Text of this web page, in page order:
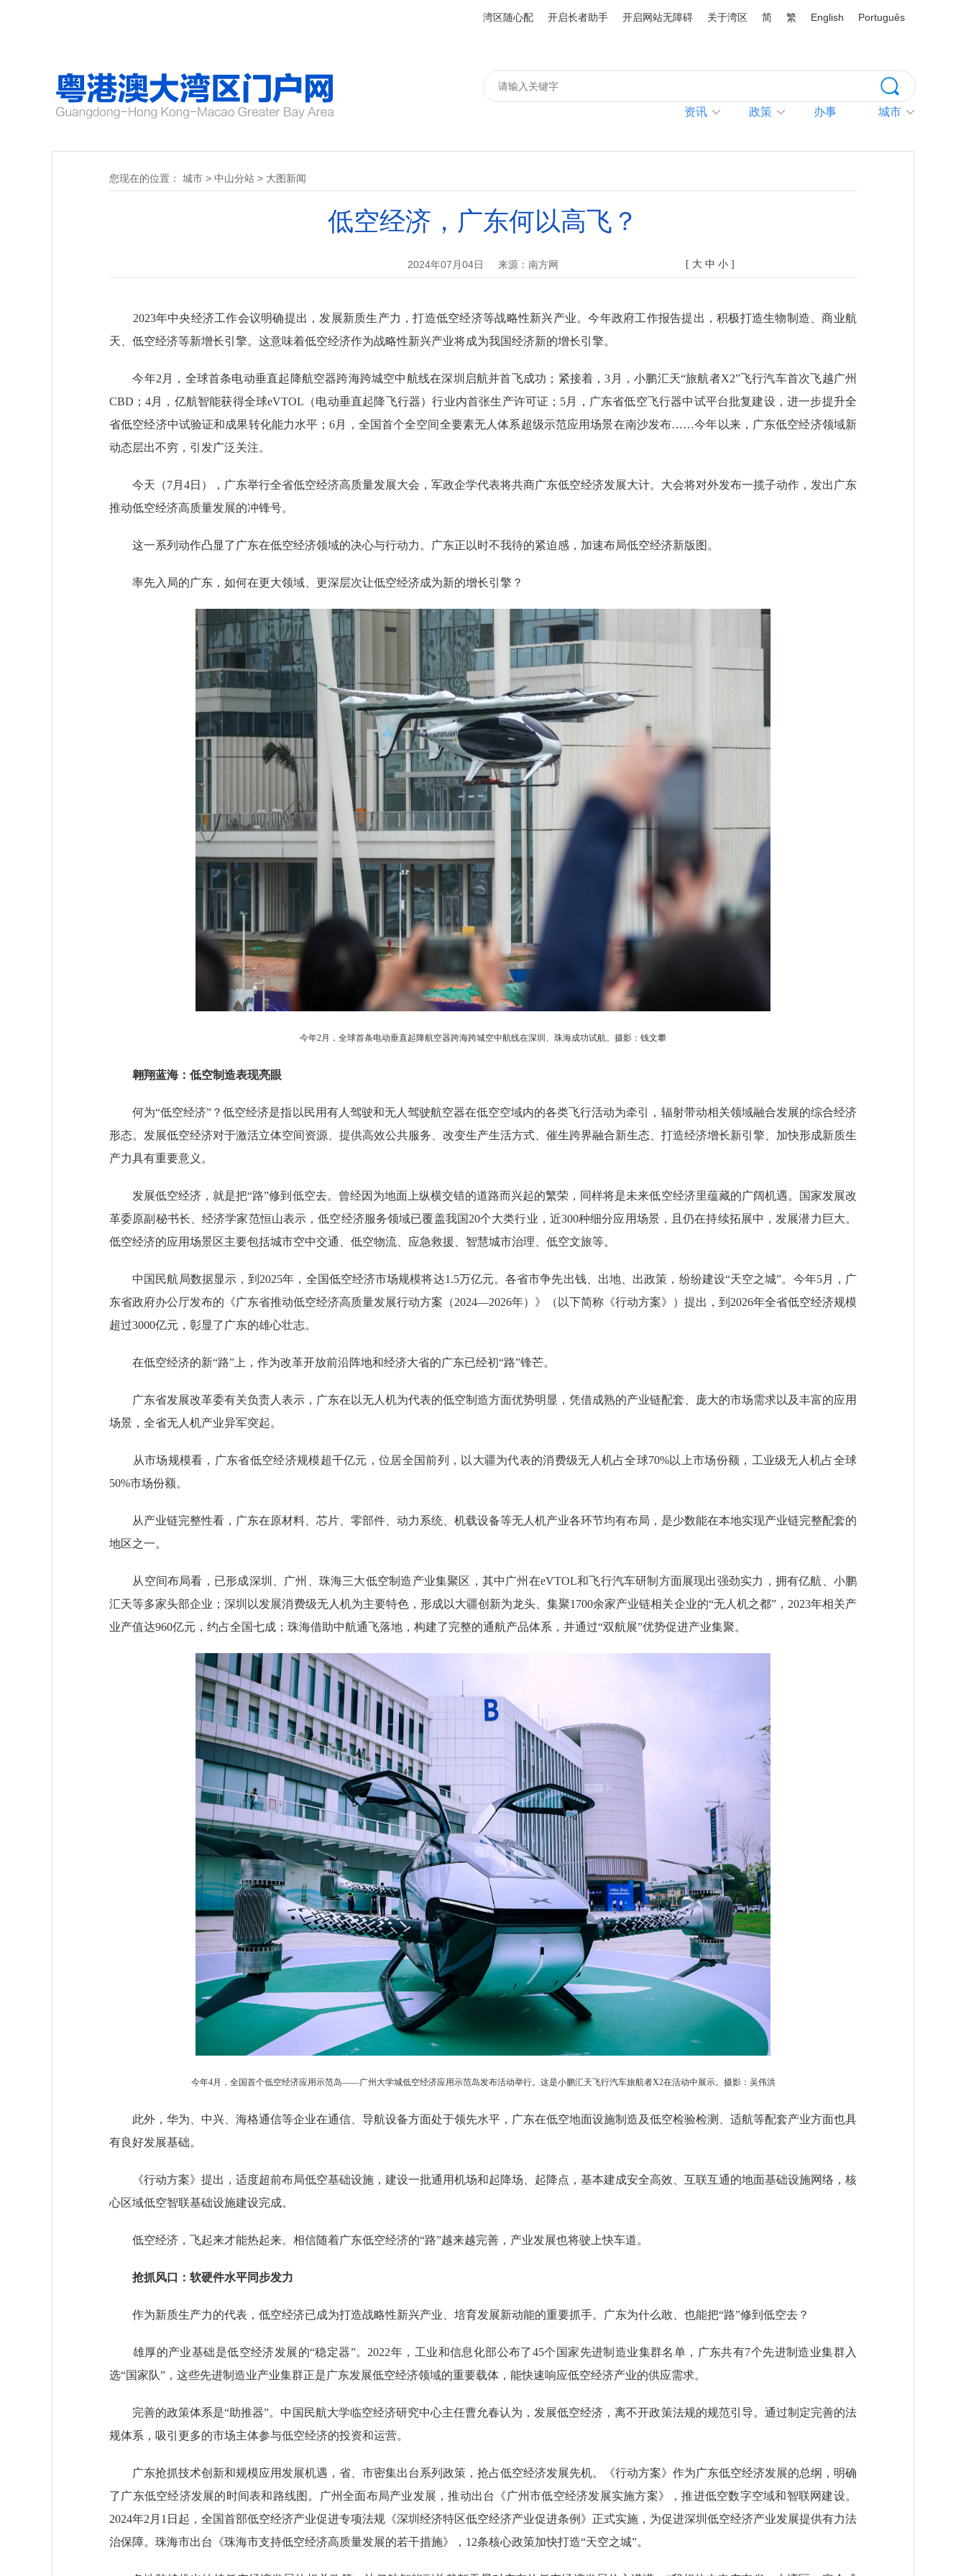
湾区随心配 开启长者助手 开启网站无障碍 关于湾区 简 繁 English Português
资讯 政策 办事 城市
您现在的位置： 城市 > 中山分站 > 大图新闻
低空经济，广东何以高飞？
2024年07月04日 来源：南方网 [ 大 中 小 ]
2023年中央经济工作会议明确提出，发展新质生产力，打造低空经济等战略性新兴产业。今年政府工作报告提出，积极打造生物制造、商业航
天、低空经济等新增长引擎。这意味着低空经济作为战略性新兴产业将成为我国经济新的增长引擎。
今年2月，全球首条电动垂直起降航空器跨海跨城空中航线在深圳启航并首飞成功；紧接着，3月，小鹏汇天“旅航者X2”飞行汽车首次飞越广州
CBD；4月，亿航智能获得全球eVTOL（电动垂直起降飞行器）行业内首张生产许可证；5月，广东省低空飞行器中试平台批复建设，进一步提升全
省低空经济中试验证和成果转化能力水平；6月，全国首个全空间全要素无人体系超级示范应用场景在南沙发布……今年以来，广东低空经济领域新
动态层出不穷，引发广泛关注。
今天（7月4日），广东举行全省低空经济高质量发展大会，军政企学代表将共商广东低空经济发展大计。大会将对外发布一揽子动作，发出广东
推动低空经济高质量发展的冲锋号。
这一系列动作凸显了广东在低空经济领域的决心与行动力。广东正以时不我待的紧迫感，加速布局低空经济新版图。
率先入局的广东，如何在更大领域、更深层次让低空经济成为新的增长引擎？
今年2月，全球首条电动垂直起降航空器跨海跨城空中航线在深圳、珠海成功试航。摄影：钱文攀
翱翔蓝海：低空制造表现亮眼
何为“低空经济”？低空经济是指以民用有人驾驶和无人驾驶航空器在低空空域内的各类飞行活动为牵引，辐射带动相关领域融合发展的综合经济
形态。发展低空经济对于激活立体空间资源、提供高效公共服务、改变生产生活方式、催生跨界融合新生态、打造经济增长新引擎、加快形成新质生
产力具有重要意义。
发展低空经济，就是把“路”修到低空去。曾经因为地面上纵横交错的道路而兴起的繁荣，同样将是未来低空经济里蕴藏的广阔机遇。国家发展改
革委原副秘书长、经济学家范恒山表示，低空经济服务领域已覆盖我国20个大类行业，近300种细分应用场景，且仍在持续拓展中，发展潜力巨大。
低空经济的应用场景区主要包括城市空中交通、低空物流、应急救援、智慧城市治理、低空文旅等。
中国民航局数据显示，到2025年，全国低空经济市场规模将达1.5万亿元。各省市争先出钱、出地、出政策，纷纷建设“天空之城”。今年5月，广
东省政府办公厅发布的《广东省推动低空经济高质量发展行动方案（2024—2026年）》（以下简称《行动方案》）提出，到2026年全省低空经济规模
超过3000亿元，彰显了广东的雄心壮志。
在低空经济的新“路”上，作为改革开放前沿阵地和经济大省的广东已经初“路”锋芒。
广东省发展改革委有关负责人表示，广东在以无人机为代表的低空制造方面优势明显，凭借成熟的产业链配套、庞大的市场需求以及丰富的应用
场景，全省无人机产业异军突起。
从市场规模看，广东省低空经济规模超千亿元，位居全国前列，以大疆为代表的消费级无人机占全球70%以上市场份额，工业级无人机占全球
50%市场份额。
从产业链完整性看，广东在原材料、芯片、零部件、动力系统、机载设备等无人机产业各环节均有布局，是少数能在本地实现产业链完整配套的
地区之一。
从空间布局看，已形成深圳、广州、珠海三大低空制造产业集聚区，其中广州在eVTOL和飞行汽车研制方面展现出强劲实力，拥有亿航、小鹏
汇天等多家头部企业；深圳以发展消费级无人机为主要特色，形成以大疆创新为龙头、集聚1700余家产业链相关企业的“无人机之都”，2023年相关产
业产值达960亿元，约占全国七成；珠海借助中航通飞落地，构建了完整的通航产品体系，并通过“双航展”优势促进产业集聚。
今年4月，全国首个低空经济应用示范岛——广州大学城低空经济应用示范岛发布活动举行。这是小鹏汇天飞行汽车旅航者X2在活动中展示。摄影：吴伟洪
此外，华为、中兴、海格通信等企业在通信、导航设备方面处于领先水平，广东在低空地面设施制造及低空检验检测、适航等配套产业方面也具
有良好发展基础。
《行动方案》提出，适度超前布局低空基础设施，建设一批通用机场和起降场、起降点，基本建成安全高效、互联互通的地面基础设施网络，核
心区域低空智联基础设施建设完成。
低空经济，飞起来才能热起来。相信随着广东低空经济的“路”越来越完善，产业发展也将驶上快车道。
抢抓风口：软硬件水平同步发力
作为新质生产力的代表，低空经济已成为打造战略性新兴产业、培育发展新动能的重要抓手。广东为什么敢、也能把“路”修到低空去？
雄厚的产业基础是低空经济发展的“稳定器”。2022年，工业和信息化部公布了45个国家先进制造业集群名单，广东共有7个先进制造业集群入
选“国家队”，这些先进制造业产业集群正是广东发展低空经济领域的重要载体，能快速响应低空经济产业的供应需求。
完善的政策体系是“助推器”。中国民航大学临空经济研究中心主任曹允春认为，发展低空经济，离不开政策法规的规范引导。通过制定完善的法
规体系，吸引更多的市场主体参与低空经济的投资和运营。
广东抢抓技术创新和规模应用发展机遇，省、市密集出台系列政策，抢占低空经济发展先机。《行动方案》作为广东低空经济发展的总纲，明确
了广东低空经济发展的时间表和路线图。广州全面布局产业发展，推动出台《广州市低空经济发展实施方案》，推进低空数字空域和智联网建设。
2024年2月1日起，全国首部低空经济产业促进专项法规《深圳经济特区低空经济产业促进条例》正式实施，为促进深圳低空经济产业发展提供有力法
治保障。珠海市出台《珠海市支持低空经济高质量发展的若干措施》，12条核心政策加快打造“天空之城”。